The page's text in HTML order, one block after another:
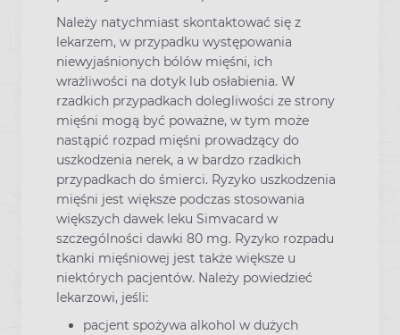
Należy natychmiast skontaktować się z
lekarzem, w przypadku występowania
niewyjaśnionych bólów mięśni, ich
wrażliwości na dotyk lub osłabienia. W
rzadkich przypadkach dolegliwości ze strony
mięśni mogą być poważne, w tym może
nastąpić rozpad mięśni prowadzący do
uszkodzenia nerek, a w bardzo rzadkich
przypadkach do śmierci. Ryzyko uszkodzenia
mięśni jest większe podczas stosowania
większych dawek leku Simvacard w
szczególności dawki 80 mg. Ryzyko rozpadu
tkanki mięśniowej jest także większe u
niektórych pacjentów. Należy powiedzieć
lekarzowi, jeśli:
pacjent spożywa alkohol w dużych